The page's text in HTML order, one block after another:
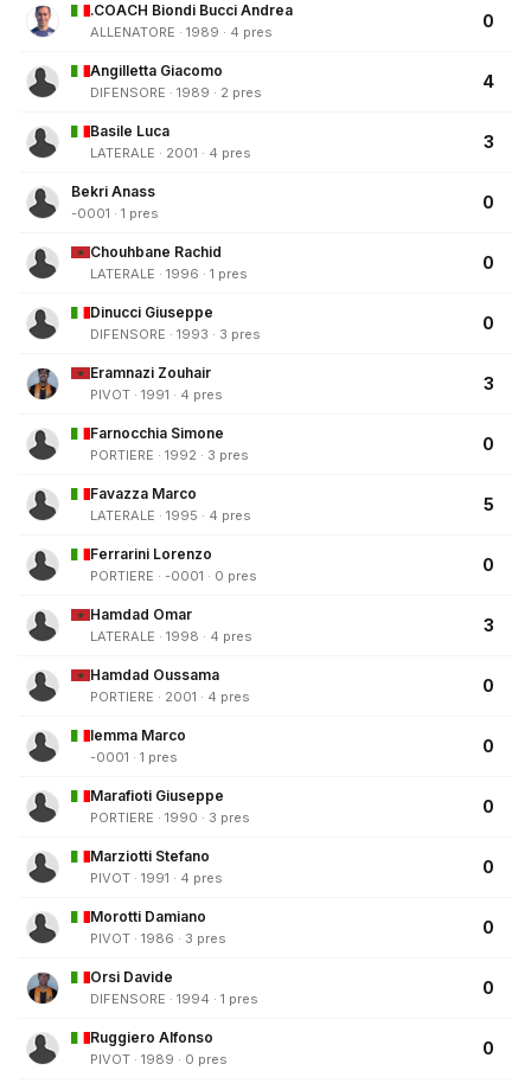
.COACH Biondi Bucci Andrea
ALLENATORE · 1989 · 4 pres
0
Angilletta Giacomo
DIFENSORE · 1989 · 2 pres
4
Basile Luca
LATERALE · 2001 · 4 pres
3
Bekri Anass
-0001 · 1 pres
0
Chouhbane Rachid
LATERALE · 1996 · 1 pres
0
Dinucci Giuseppe
DIFENSORE · 1993 · 3 pres
0
Eramnazi Zouhair
PIVOT · 1991 · 4 pres
3
Farnocchia Simone
PORTIERE · 1992 · 3 pres
0
Favazza Marco
LATERALE · 1995 · 4 pres
5
Ferrarini Lorenzo
PORTIERE · -0001 · 0 pres
0
Hamdad Omar
LATERALE · 1998 · 4 pres
3
Hamdad Oussama
PORTIERE · 2001 · 4 pres
0
Iemma Marco
-0001 · 1 pres
0
Marafioti Giuseppe
PORTIERE · 1990 · 3 pres
0
Marziotti Stefano
PIVOT · 1991 · 4 pres
0
Morotti Damiano
PIVOT · 1986 · 3 pres
0
Orsi Davide
DIFENSORE · 1994 · 1 pres
0
Ruggiero Alfonso
PIVOT · 1989 · 0 pres
0